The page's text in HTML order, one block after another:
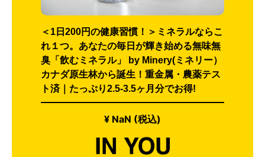
＜1日200円の健康習慣！＞ミネラルならこ
れ１つ。あなたの毎日が輝き始める無味無
臭「飲むミネラル」 by Minery(ミネリー）
カナダ原生林から誕生！重金属・農薬テス
ト済｜たっぷり2.5-3.5ヶ月分でお得!
¥ NaN (税込)